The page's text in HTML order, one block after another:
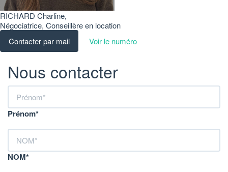
RICHARD Charline,
Négociatrice, Conseillère en location
Contacter par mail
Voir le numéro
Nous contacter
Prénom*
NOM*